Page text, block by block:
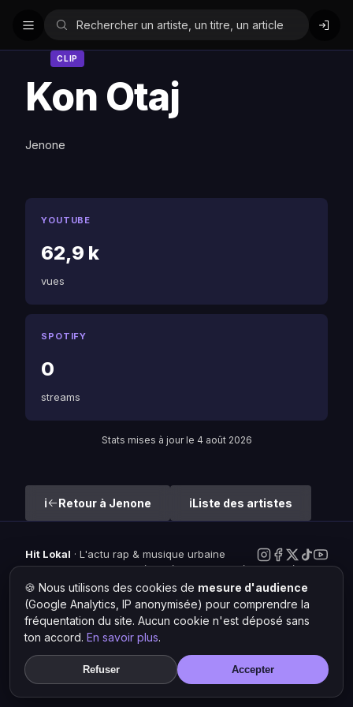
CLIP
Kon Otaj
Jenone
YOUTUBE
62,9 k
vues
SPOTIFY
0
streams
Stats mises à jour le 4 août 2026
Retour à Jenone Liste des artistes
Hit Lokal · L'actu rap & musique urbaine
© 2026 — Tous droits réservés ·Mentions légales·Gérer les
cookies
🍪 Nous utilisons des cookies de mesure d'audience
(Google Analytics, IP anonymisée) pour comprendre la
fréquentation du site. Aucun cookie n'est déposé sans
ton accord. En savoir plus.
Refuser Accepter